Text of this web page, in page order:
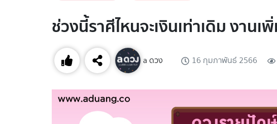
ช่วงนี้ราศีไหนจะเงินเท่าเดิม งา
a ดวง 16 กุมภาพันธ์ 2566